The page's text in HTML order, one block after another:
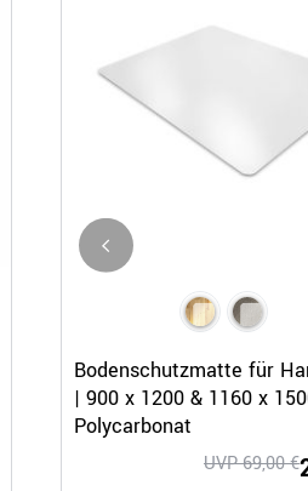
10 weitere Varianten
profim – TRILLO PRO
Bürodrehstuhl |
Synchronmechanik, Kunststoff-
oder Polsterrückenlehne
UVP 319,00 €
Bodenschutzmatte für
| 900 x 1200 & 1160 x
Polycarbonat
UVP 69,00 €